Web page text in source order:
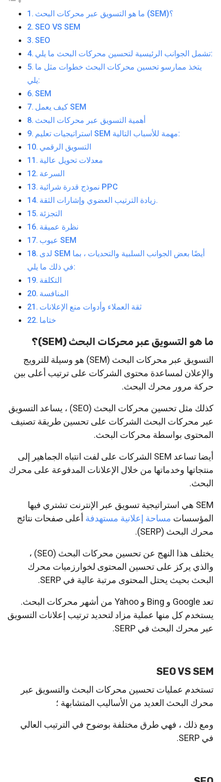
ما هو التسويق عبر محركات البحث (SEM)؟
SEO VS SEM
SEO
تشمل الجوانب الرئيسية لتحسين محركات البحث ما يلي:
يتخذ ممارسو تحسين محركات البحث خطوات مثل ما
يلي:
SEM
كيف يعمل SEM
أهمية التسويق عبر محركات البحث
استراتيجيات تعليم SEM مهمة للأسباب التالية:
التسويق الرقمي
معدلات تحويل عالية
السرعة
نموذج قدرة شرائية PPC
زيادة الترتيب العضوي وإشارات الثقة.
التجزئة
نظرة عميقة
عيوب SEM
لدى SEM أيضًا بعض الجوانب السلبية والتحديات ، بما
في ذلك ما يلي:
التكلفة
المنافسة
ثقة العملاء وأدوات منع الإعلانات
ختاما
ما هو التسويق عبر محركات البحث (SEM)؟
التسويق عبر محركات البحث (SEM) هو وسيلة للترويج
والإعلان لمساعدة محتوى الشركات على ترتيب أعلى بين
حركة مرور محرك البحث.
كذلك مثل تحسين محركات البحث (SEO) ، يساعد التسويق
عبر محركات البحث الشركات على تحسين طريقة تصنيف
المحتوى بواسطة محركات البحث.
أيضا تساعد SEM الشركات على لفت انتباه الجماهير إلى
منتجاتها وخدماتها من خلال الإعلانات المدفوعة على محرك
البحث.
SEM هي استراتيجية تسويق عبر الإنترنت تشتري فيها
المؤسسات مساحة إعلانية مستهدفة أعلى صفحات نتائج
محرك البحث (SERP).
يختلف هذا النهج عن تحسين محركات البحث (SEO) ،
والذي يركز على تحسين المحتوى لخوارزميات محرك
البحث بحيث يحتل المحتوى مرتبة عالية في SERP.
تعد Google و Bing و Yahoo من أشهر محركات البحث.
يستخدم كل منها عملية مزاد لتحديد ترتيب إعلانات التسويق
عبر محرك البحث في SERP.
SEO VS SEM
تستخدم عمليات تحسين محركات البحث والتسويق عبر
محرك البحث العديد من الأساليب المتشابهة ؛
ومع ذلك ، فهي طرق مختلفة بوضوح في الترتيب العالي
في SERP.